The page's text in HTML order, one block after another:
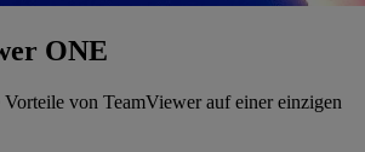
ONE
von TeamViewer auf einer einzigen